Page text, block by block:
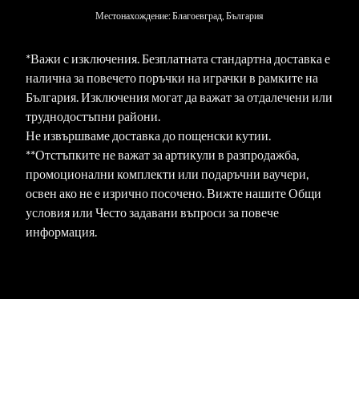
Местонахождение: Благоевград, България
*Важи с изключения. Безплатната стандартна доставка е
налична за повечето поръчки на играчки в рамките на
България. Изключения могат да важат за отдалечени или
труднодостъпни райони.
Не извършваме доставка до пощенски кутии.
**Отстъпките не важат за артикули в разпродажба,
промоционални комплекти или подаръчни ваучери,
освен ако не е изрично посочено. Вижте нашите Общи
условия или Често задавани въпроси за повече
информация.